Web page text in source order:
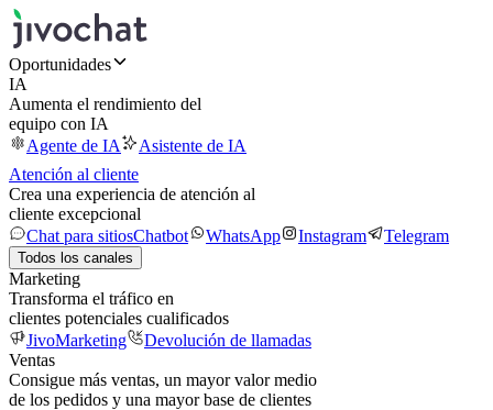
Oportunidades
IA
Aumenta el rendimiento del
equipo con IA
Agente de IA
Asistente de IA
Atención al cliente
Crea una experiencia de atención al
cliente excepcional
Chat para sitiosChatbot WhatsApp Instagram Telegram
Todos los canales
Marketing
Transforma el tráfico en
clientes potenciales cualificados
JivoMarketing
Devolución de llamadas
Ventas
Consigue más ventas, un mayor valor medio
de los pedidos y una mayor base de clientes